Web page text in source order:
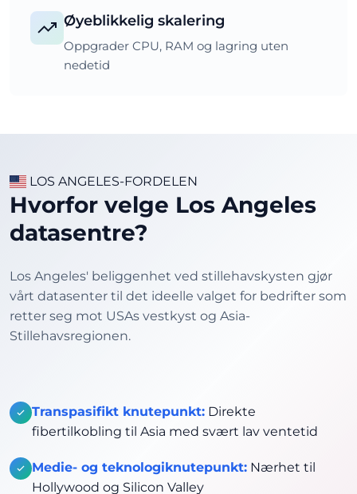
Øyeblikkelig skalering
Oppgrader CPU, RAM og lagring uten
nedetid
LOS ANGELES-FORDELEN
Hvorfor velge Los Angeles
datasentre?
Los Angeles' beliggenhet ved stillehavskysten gjør
vårt datasenter til det ideelle valget for bedrifter som
retter seg mot USAs vestkyst og Asia-
Stillehavsregionen.
Transpasifikt knutepunkt: Direkte
fibertilkobling til Asia med svært lav ventetid
Medie- og teknologiknutepunkt: Nærhet til
Hollywood og Silicon Valley